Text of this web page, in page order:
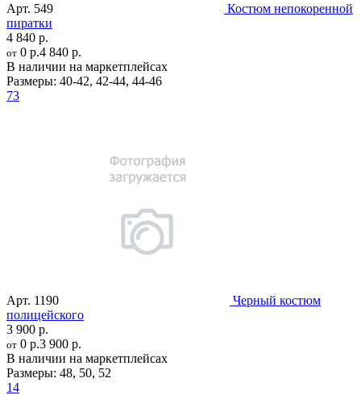
Арт. 549
Костюм непокоренной
пиратки
4 840 р.
от 0 р.4 840 р.
В наличии на маркетплейсах
Размеры: 40-42, 42-44, 44-46
73
Арт. 1190
Черный костюм
полицейского
3 900 р.
от 0 р.3 900 р.
В наличии на маркетплейсах
Размеры: 48, 50, 52
14